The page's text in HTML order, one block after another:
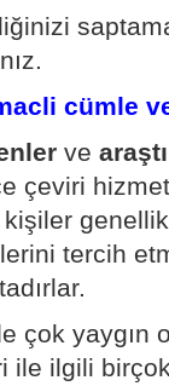
cümle
ve
çeviri
tercih
çok yaygın
ile ilgili